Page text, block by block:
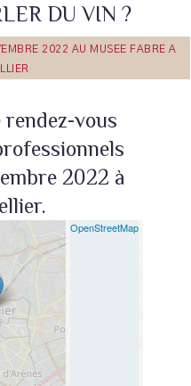
DU VIN ?
2022 AU MUSEE FABRE A
rendez-vous
2022 à
Leaflet
OpenStreetMap